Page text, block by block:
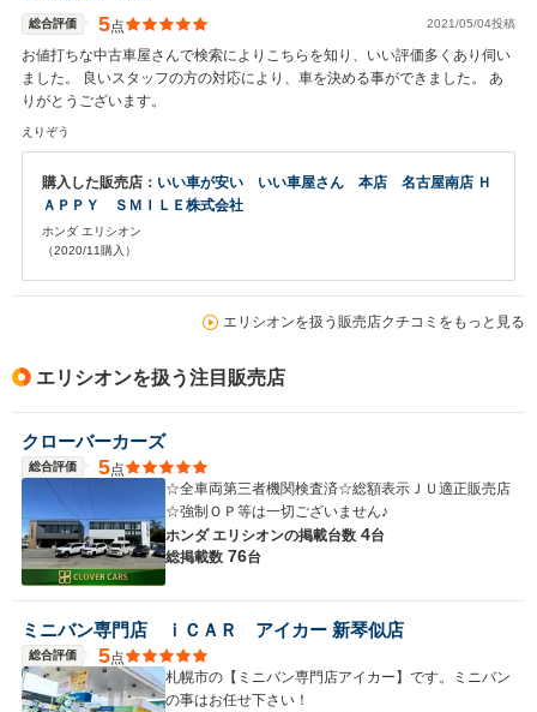
総合評価 5点 2021/05/04投稿
お値打ちな中古車屋さんで検索によりこちらを知り、いい評価多くあり伺い
ました。 良いスタッフの方の対応により、車を決める事ができました。 あ
りがとうございます。
えりぞう
購入した販売店： いい車が安い いい車屋さん 本店 名古屋南店 Ｈ
ＡＰＰＹ ＳＭＩＬＥ株式会社
ホンダ エリシオン
（2020/11購入）
エリシオンを扱う販売店クチコミをもっと見る
エリシオンを扱う注目販売店
クローバーカーズ
総合評価 5点
☆全車両第三者機関検査済☆総額表示ＪＵ適正販売店
☆強制ＯＰ等は一切ございません♪
ホンダ エリシオンの掲載台数 4台
総掲載数 76台
ミニバン専門店 ｉＣＡＲ アイカー 新琴似店
総合評価 5点
札幌市の【ミニバン専門店アイカー】です。ミニバン
の事はお任せ下さい！